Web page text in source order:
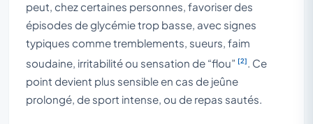
peut, chez certaines personnes, favoriser des
épisodes de glycémie trop basse, avec signes
typiques comme tremblements, sueurs, faim
soudaine, irritabilité ou sensation de “flou” [2]
. Ce
point devient plus sensible en cas de jeûne
prolongé, de sport intense, ou de repas sautés.